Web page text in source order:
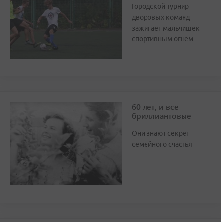
Городской турнир
дворовых команд
зажигает мальчишек
спортивным огнем
60 лет, и все
бриллиантовые
Они знают секрет
семейного счастья